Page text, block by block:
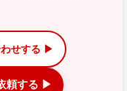
わせする ▶
頼する ▶